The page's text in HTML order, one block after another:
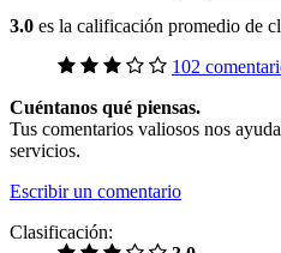
3.0 es la calificación promedio de
102
Cuéntanos qué piensas.
Tus comentarios valiosos nos
servicios.
Escribir un comentario
Clasificación: